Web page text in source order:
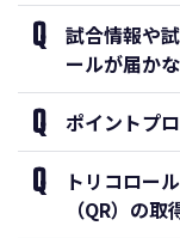
試合情報や
ールが届か
ポイントプ
トリコロー
（QR）の